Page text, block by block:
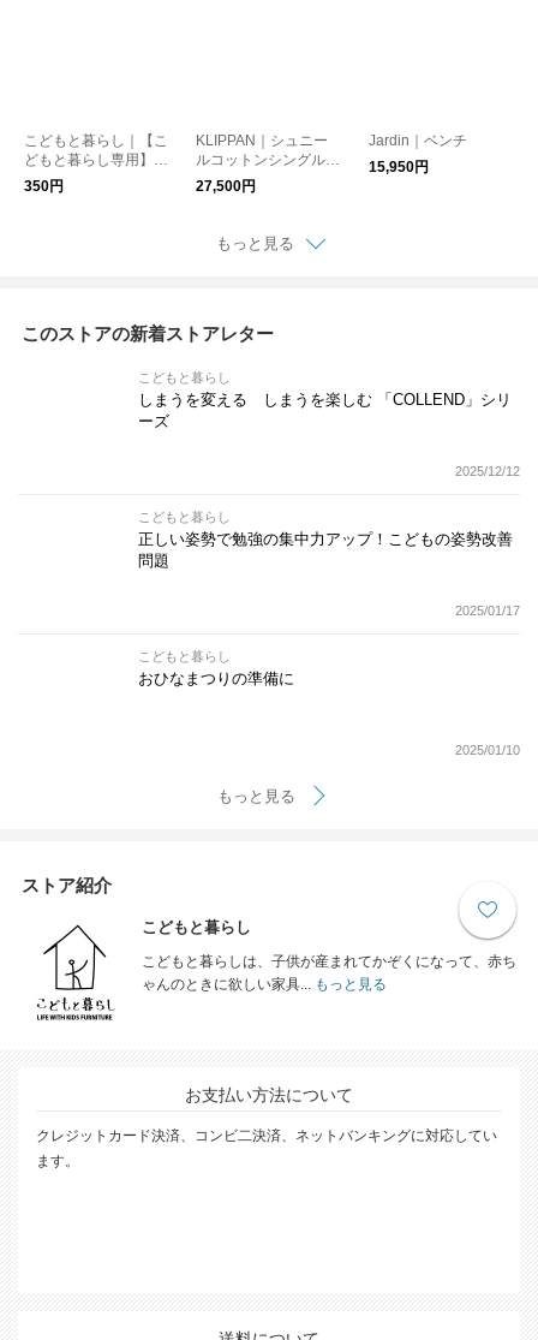
こどもと暮らし｜【こ
どもと暮らし専用】お
まかせラッピング
350円
KLIPPAN｜シュニー
ルコットンシングルブ
ランケット キャンデ
ィー 140cm×200cm
27,500円
Jardin｜ベンチ
15,950円
もっと見る
このストアの新着ストアレター
こどもと暮らし
しまうを変える しまうを楽しむ 「COLLEND」シリ
ーズ
2025/12/12
こどもと暮らし
正しい姿勢で勉強の集中力アップ！こどもの姿勢改善
問題
2025/01/17
こどもと暮らし
おひなまつりの準備に
2025/01/10
もっと見る
ストア紹介
こどもと暮らし
こどもと暮らしは、子供が産まれてかぞくになって、赤ち
ゃんのときに欲しい家具...もっと見る
お支払い方法について
クレジットカード決済、コンビ二決済、ネットバンキングに対応してい
ます。